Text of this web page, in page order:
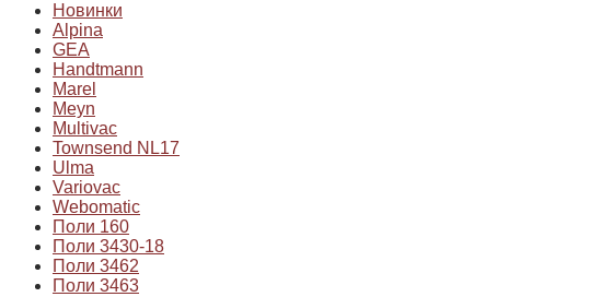
Новинки
Alpina
GEA
Handtmann
Marel
Meyn
Multivac
Townsend NL17
Ulma
Variovac
Webomatic
Поли 160
Поли 3430-18
Поли 3462
Поли 3463